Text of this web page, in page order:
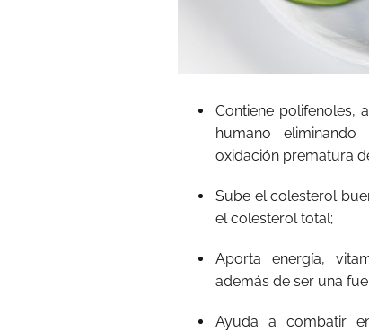
Contiene polifenoles,
humano
oxidación prematura
Sube el colesterol
el colesterol total;
Aporta energía,
además de ser una
Ayuda a combatir